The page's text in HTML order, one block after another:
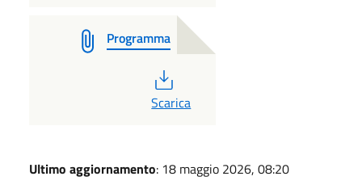
Programma
PDF
Scarica
Ultimo aggiornamento: 18 maggio 2026, 08:20